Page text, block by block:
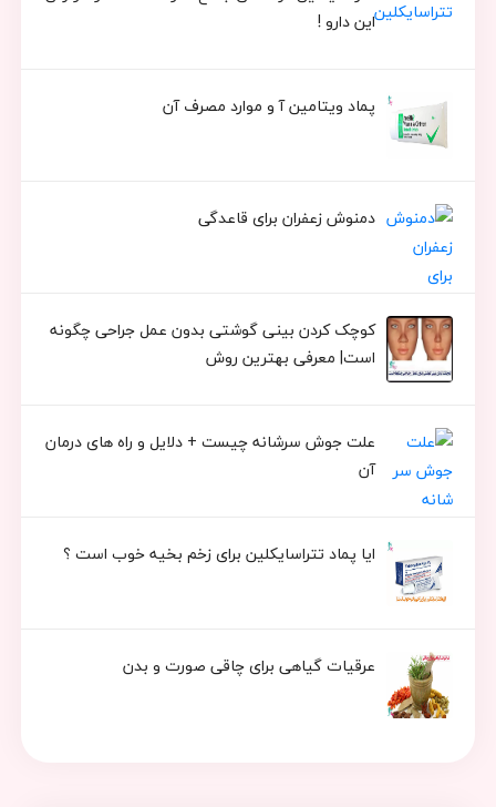
این دارو !
پماد ویتامین آ و موارد مصرف آن
دمنوش زعفران برای قاعدگی
کوچک کردن بینی گوشتی بدون عمل جراحی چگونه
است| معرفی بهترین روش
علت جوش سرشانه چیست + دلایل و راه های درمان
آن
ایا پماد تتراسایکلین برای زخم بخیه خوب است ؟
عرقیات گیاهی برای چاقی صورت و بدن